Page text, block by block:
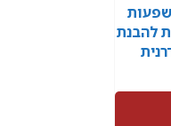
להבנת